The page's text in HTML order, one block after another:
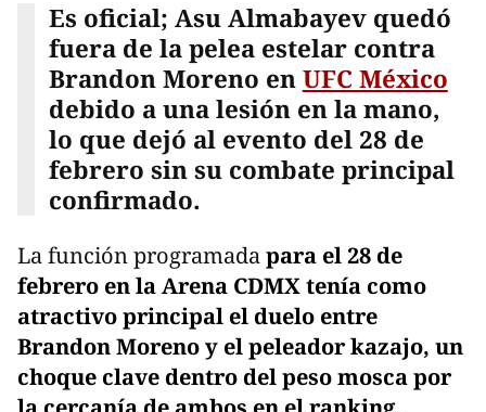
Es oficial; Asu Almabayev quedó
fuera de la pelea estelar contra
Brandon Moreno enUFC México
debido a una lesión en la mano,
lo que dejó al evento del 28 de
febrero sin su combate principal
confirmado.
La función programadapara el 28 de
febrero en la Arena CDMX tenía como
atractivo principal el duelo entre
Brandon Moreno y el peleador kazajo, un
choque clave dentro del peso mosca por